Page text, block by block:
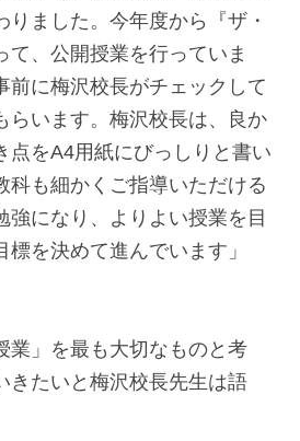
りました。今年度から『ザ・
て、公開授業を行っていま
前に梅沢校長がチェックして
らいます。梅沢校長は、良か
点をA4用紙にびっしりと書い
科も細かくご指導いただける
強になり、よりよい授業を目
を決めて進んでいます」
業」を最も大切なものと考
きたいと梅沢校長先生は語